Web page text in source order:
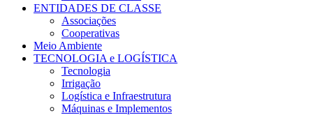
ENTIDADES DE CLASSE
Associações
Cooperativas
Meio Ambiente
TECNOLOGIA e LOGÍSTICA
Tecnologia
Irrigação
Logística e Infraestrutura
Máquinas e Implementos